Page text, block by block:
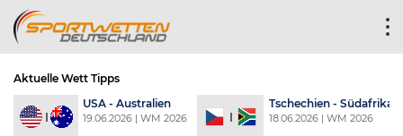
Aktuelle Wett Tipps
USA - Australien
19.06.2026 | WM 2026
Tschechien - Südafrika
18.06.2026 | WM 2026